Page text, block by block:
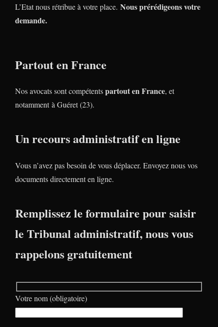
L’Etat nous rétribue à votre place. Nous prérédigeons votre
demande.
Partout en France
Nos avocats sont compétentspartout en France, et
notamment à Guéret (23).
Un recours administratif en ligne
Vous n’avez pas besoin de vous déplacer. Envoyez nous vos
documents directement en ligne.
Remplissez le formulaire pour saisir
le Tribunal administratif, nous vous
rappelons gratuitement
Votre nom (obligatoire)